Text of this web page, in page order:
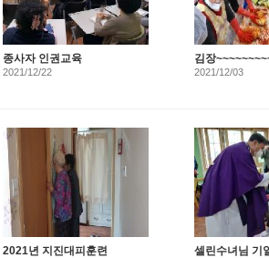
종사자 인권교육
2021/12/22
김장
2021/12/03
2021년 지진대피훈련 셀린수녀님 기